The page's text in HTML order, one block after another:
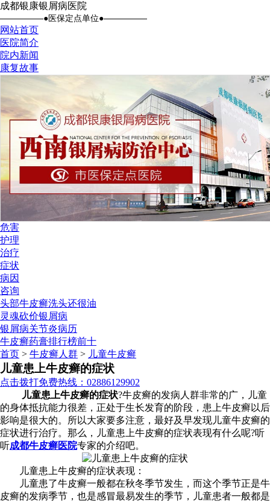
成都银康银屑病医院
●医保定点单位●
网站首页
医院简介
院内新闻
康复故事
危害
护理
治疗
症状
病因
咨询
头部牛皮癣洗头还很油
灵魂砍价银屑病
银屑病关节炎病历
牛皮癣药膏排行榜前十
首页 > 牛皮癣人群 > 儿童牛皮癣
儿童患上牛皮癣的症状
点击拨打免费热线：02886129902
儿童患上牛皮癣的症状?牛皮癣的发病人群非常的广，儿童
的身体抵抗能力很差，正处于生长发育的阶段，患上牛皮癣以后
影响是很大的。所以大家要多注意，最好及早发现儿童牛皮癣的
症状进行治疗。那么，儿童患上牛皮癣的症状表现有什么呢?听
听成都牛皮癣医院专家的介绍吧。
儿童患上牛皮癣的症状表现：
儿童患了牛皮癣一般都在秋冬季节发生，而这个季节正是牛
皮癣的发病季节，也是感冒最易发生的季节，儿童患者一般都是